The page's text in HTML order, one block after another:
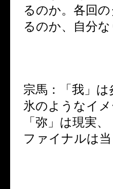
るのか。各回
るのか、自分
宗馬：「我」
氷のようなイメ
「弥」は現実
ファイナルは当